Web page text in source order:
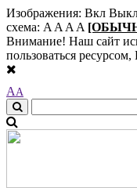
Изображения: Вкл
схема: A A A A
Внимание! Наш сайт
пользоваться
AA